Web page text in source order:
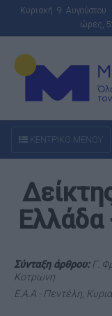
Κυριακή 9
ώρες,
ΚΕΝΤΡΙΚΟ ΜΕΝΟΥ
Ελλάδα
Σύνταξη άρθρου:Γ.
Κοτρώνη
Ε.Α.Α - Πεντέλη,